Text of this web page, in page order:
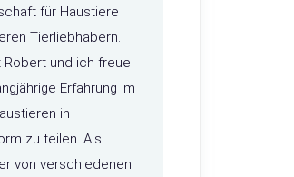
für Haustiere
Tierliebhabern.
Robert und ich freue
Erfahrung im
in
zu teilen. Als
von verschiedenen